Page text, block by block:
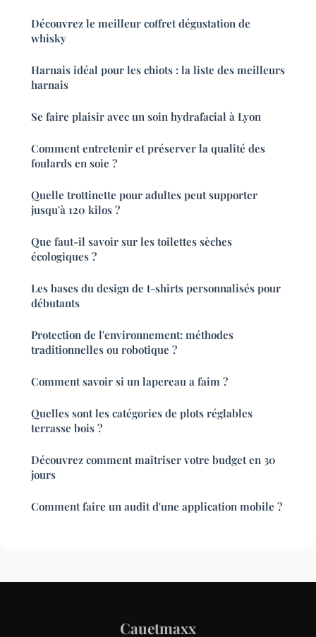
Découvrez le meilleur coffret dégustation de
whisky
Harnais idéal pour les chiots : la liste des meilleurs
harnais
Se faire plaisir avec un soin hydrafacial à Lyon
Comment entretenir et préserver la qualité des
foulards en soie ?
Quelle trottinette pour adultes peut supporter
jusqu'à 120 kilos ?
Que faut-il savoir sur les toilettes sèches
écologiques ?
Les bases du design de t-shirts personnalisés pour
débutants
Protection de l'environnement: méthodes
traditionnelles ou robotique ?
Comment savoir si un lapereau a faim ?
Quelles sont les catégories de plots réglables
terrasse bois ?
Découvrez comment maîtriser votre budget en 30
jours
Comment faire un audit d'une application mobile ?
Cauetmaxx